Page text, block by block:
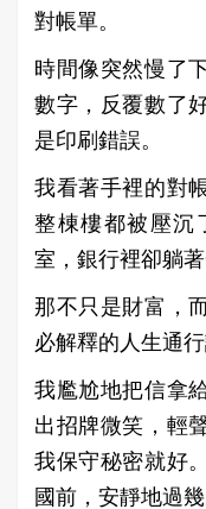
對帳單。
時間像突然慢了
數字，反覆數了
是印刷錯誤。
我看著手裡的對
整棟樓都被壓沉
室，銀行裡卻躺
那不只是財富，
必解釋的人生通行
我尷尬地把信拿
出招牌微笑，輕
我保守秘密就好
國前，安靜地過幾